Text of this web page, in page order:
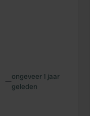
—ongeveer 1 jaar
geleden